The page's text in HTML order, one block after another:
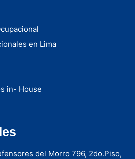
en Lima
in- House
del Morro 796, 2do.Piso,